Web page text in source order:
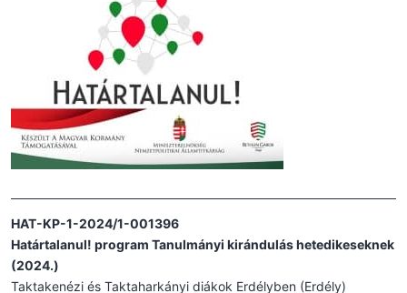
HAT-KP-1-2024/1-001396
Határtalanul! program Tanulmányi kirándulás hetedikeseknek
(2024.)
Taktakenézi és Taktaharkányi diákok Erdélyben (Erdély)